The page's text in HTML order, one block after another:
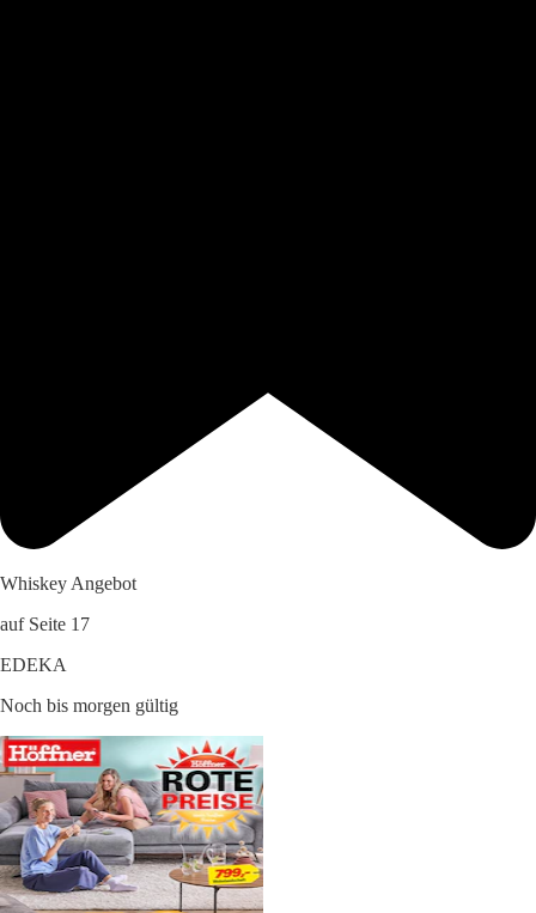
Whiskey Angebot
auf Seite 17
EDEKA
Noch bis morgen gültig